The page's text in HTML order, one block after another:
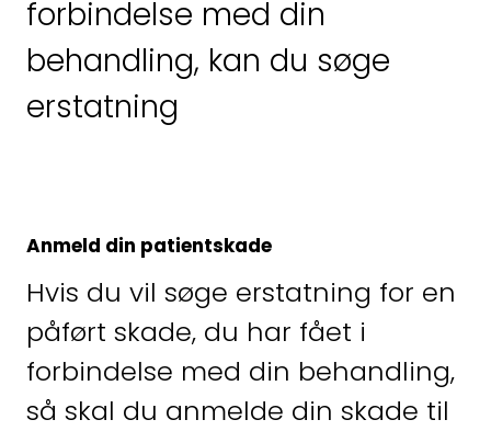
eller brug for hjælp?
Udfyld
så kontakter vi dig
hurtigst muligt.
forbindelse med din
behandling, kan du søge
erstatning
Anmeld din patientskade
Hvis du vil søge erstatning for en
påført skade, du har fået i
forbindelse med din behandling,
så skal du anmelde din skade til